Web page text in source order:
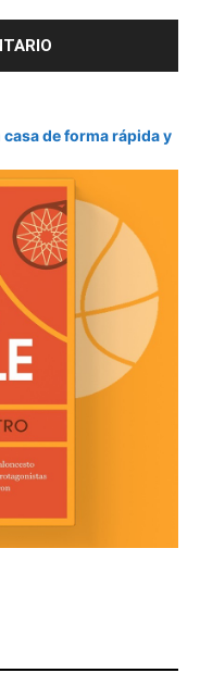
de forma rápida y